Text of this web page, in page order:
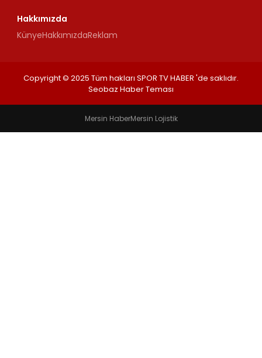
Hakkımızda
KünyeHakkımızdaReklam
Copyright © 2025 Tüm hakları SPOR TV HABER 'de saklıdır.
Seobaz Haber Teması
Mersin HaberMersin Lojistik